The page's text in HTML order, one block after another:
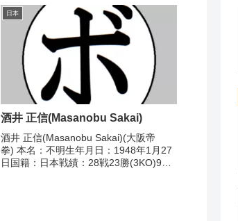
●3RKO 黒枝 英敏(大分)1984/09/25
○2R...
日本
酒井 正信(Masanobu Sakai)
酒井 正信(Masanobu Sakai)(大阪帝
拳) 本名：不明生年月日：1948年1月27
日国籍：日本戦績：28戦23勝(3KO)9敗